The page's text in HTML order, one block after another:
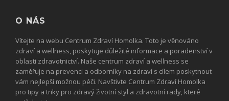
O NÁS
Vítejte na webu Centrum Zdraví Homolka. Toto je věnováno
zdraví a wellness, poskytuje důležité informace a poradenství v
oblasti zdravotnictví. Naše centrum zdraví a wellness se
zaměřuje na prevenci a odborníky na zdraví s cílem poskytnout
vám nejlepší možnou péči. Navštivte Centrum Zdraví Homolka
pro tipy a triky pro zdravý životní styl a zdravotní rady, které